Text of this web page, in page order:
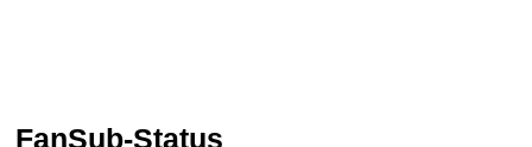
FanSub-Status